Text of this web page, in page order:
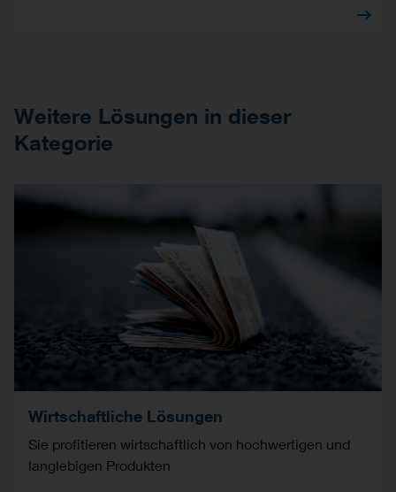
Weitere Lösungen in dieser
Kategorie
Wirtschaftliche Lösungen
Sie profitieren wirtschaftlich von hochwertigen und
langlebigen Produkten